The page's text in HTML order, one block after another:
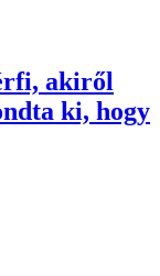
akiről
ki, hogy